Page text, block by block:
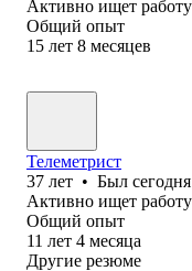
Активно ищет работу
Общий опыт
15 лет 8 месяцев
Телеметрист
37 лет • Был сегодня
Активно ищет работу
Общий опыт
11 лет 4 месяца
Другие резюме